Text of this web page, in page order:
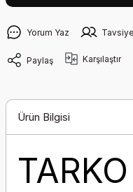
Yorum Yaz
Paylaş Karşılaştır
Ürün Bilgisi
TARKO